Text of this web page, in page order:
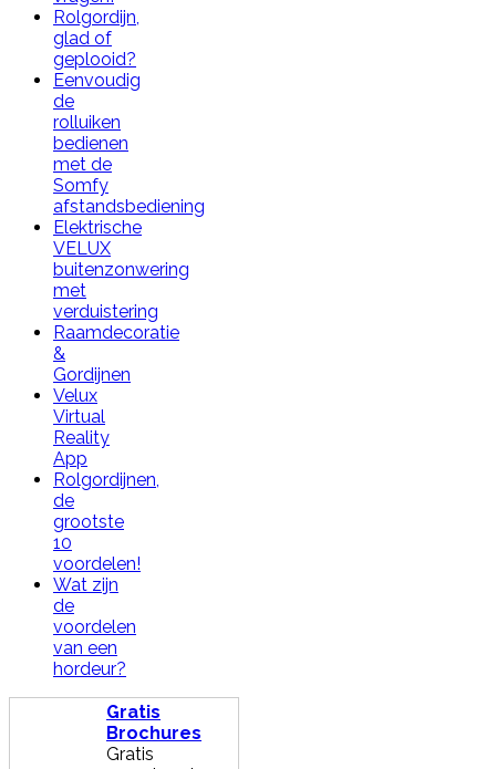
Rolgordijn,
glad of
geplooid?
Eenvoudig
de
rolluiken
bedienen
met de
Somfy
afstandsbediening
Elektrische
VELUX
buitenzonwering
met
verduistering
Raamdecoratie
&
Gordijnen
Velux
Virtual
Reality
App
Rolgordijnen,
de
grootste
10
voordelen!
Wat zijn
de
voordelen
van een
hordeur?
Gratis
Brochures
Gratis